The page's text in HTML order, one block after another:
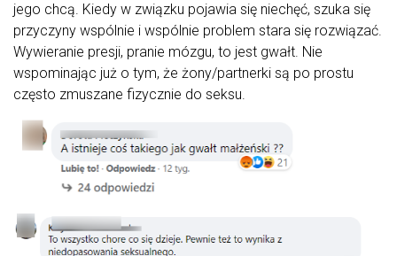
jego chcą. Kiedy w związku pojawia się niechęć, szuka się
przyczyny wspólnie i wspólnie problem stara się rozwiązać.
Wywieranie presji, pranie mózgu, to jest gwałt. Nie
wspominając już o tym, że żony/partnerki są po prostu
często zmuszane fizycznie do seksu.